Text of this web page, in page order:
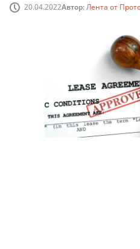
20.04.2022Автор:Лента от